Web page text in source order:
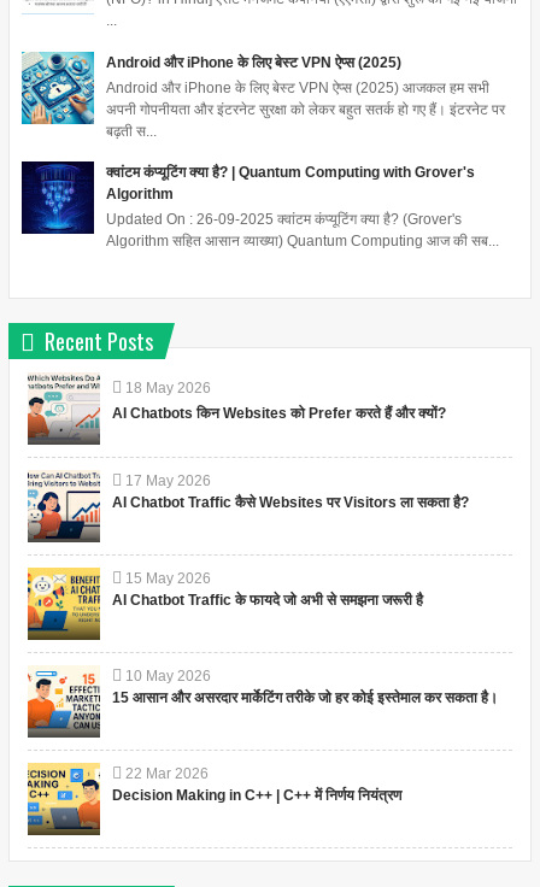
...
Android और iPhone के लिए बेस्ट VPN ऐप्स (2025)
Android और iPhone के लिए बेस्ट VPN ऐप्स (2025) आजकल हम सभी
अपनी गोपनीयता और इंटरनेट सुरक्षा को लेकर बहुत सतर्क हो गए हैं। इंटरनेट पर
बढ़ती स...
क्वांटम कंप्यूटिंग क्या है? | Quantum Computing with Grover's
Algorithm
Updated On : 26-09-2025 क्वांटम कंप्यूटिंग क्या है? (Grover's
Algorithm सहित आसान व्याख्या) Quantum Computing आज की सब...
Recent Posts
18 May 2026
AI Chatbots किन Websites को Prefer करते हैं और क्यों?
17 May 2026
AI Chatbot Traffic कैसे Websites पर Visitors ला सकता है?
15 May 2026
AI Chatbot Traffic के फायदे जो अभी से समझना जरूरी है
10 May 2026
15 आसान और असरदार मार्केटिंग तरीके जो हर कोई इस्तेमाल कर सकता है।
22 Mar 2026
Decision Making in C++ | C++ में निर्णय नियंत्रण